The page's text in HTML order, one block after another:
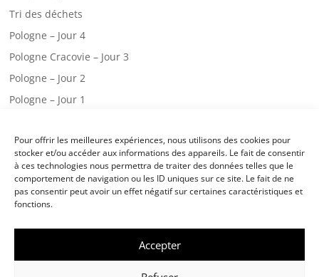
Pour offrir les meilleures expériences, nous utilisons des cookies pour
stocker et/ou accéder aux informations des appareils. Le fait de consentir
à ces technologies nous permettra de traiter des données telles que le
comportement de navigation ou les ID uniques sur ce site. Le fait de ne
pas consentir peut avoir un effet négatif sur certaines caractéristiques et
fonctions.
Accepter
Tri des déchets
Pologne – Jour 4
Pologne Cracovie – Jour 3
Pologne – Jour 2
Pologne – Jour 1
Une visite chez les pompiers!
Classe de mer – jour 3
Classe de mer – jour 2
École Notre Dame des Victoires Landivisiau-Mentions légales/Politique